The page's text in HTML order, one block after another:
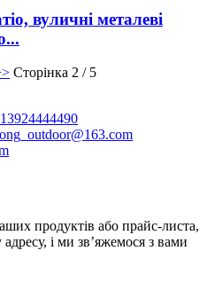
вуличні металеві
Сторінка 2 / 5
продуктів або прайс-листа,
і ми зв’яжемося з вами